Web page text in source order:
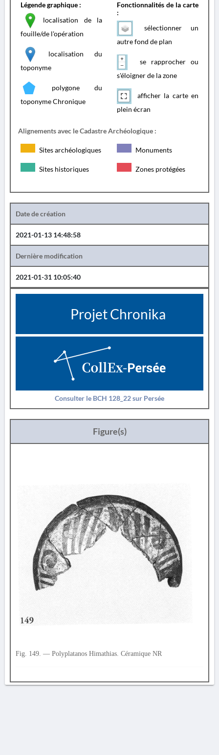
Légende graphique :
localisation de la
fouille/de l'opération
localisation du
toponyme
polygone du
toponyme Chronique
Fonctionnalités de la carte
:
sélectionner un
autre fond de plan
se rapprocher ou
s'éloigner de la zone
afficher la carte en
plein écran
Alignements avec le Cadastre Archéologique :
Sites archéologiques Monuments
Sites historiques Zones protégées
Date de création
2021-01-13 14:48:58
Dernière modification
2021-01-31 10:05:40
Projet Chronika
Consulter le BCH 128_22 sur Persée
Figure(s)
Fig. 149. — Polyplatanos Himathias. Céramique NR